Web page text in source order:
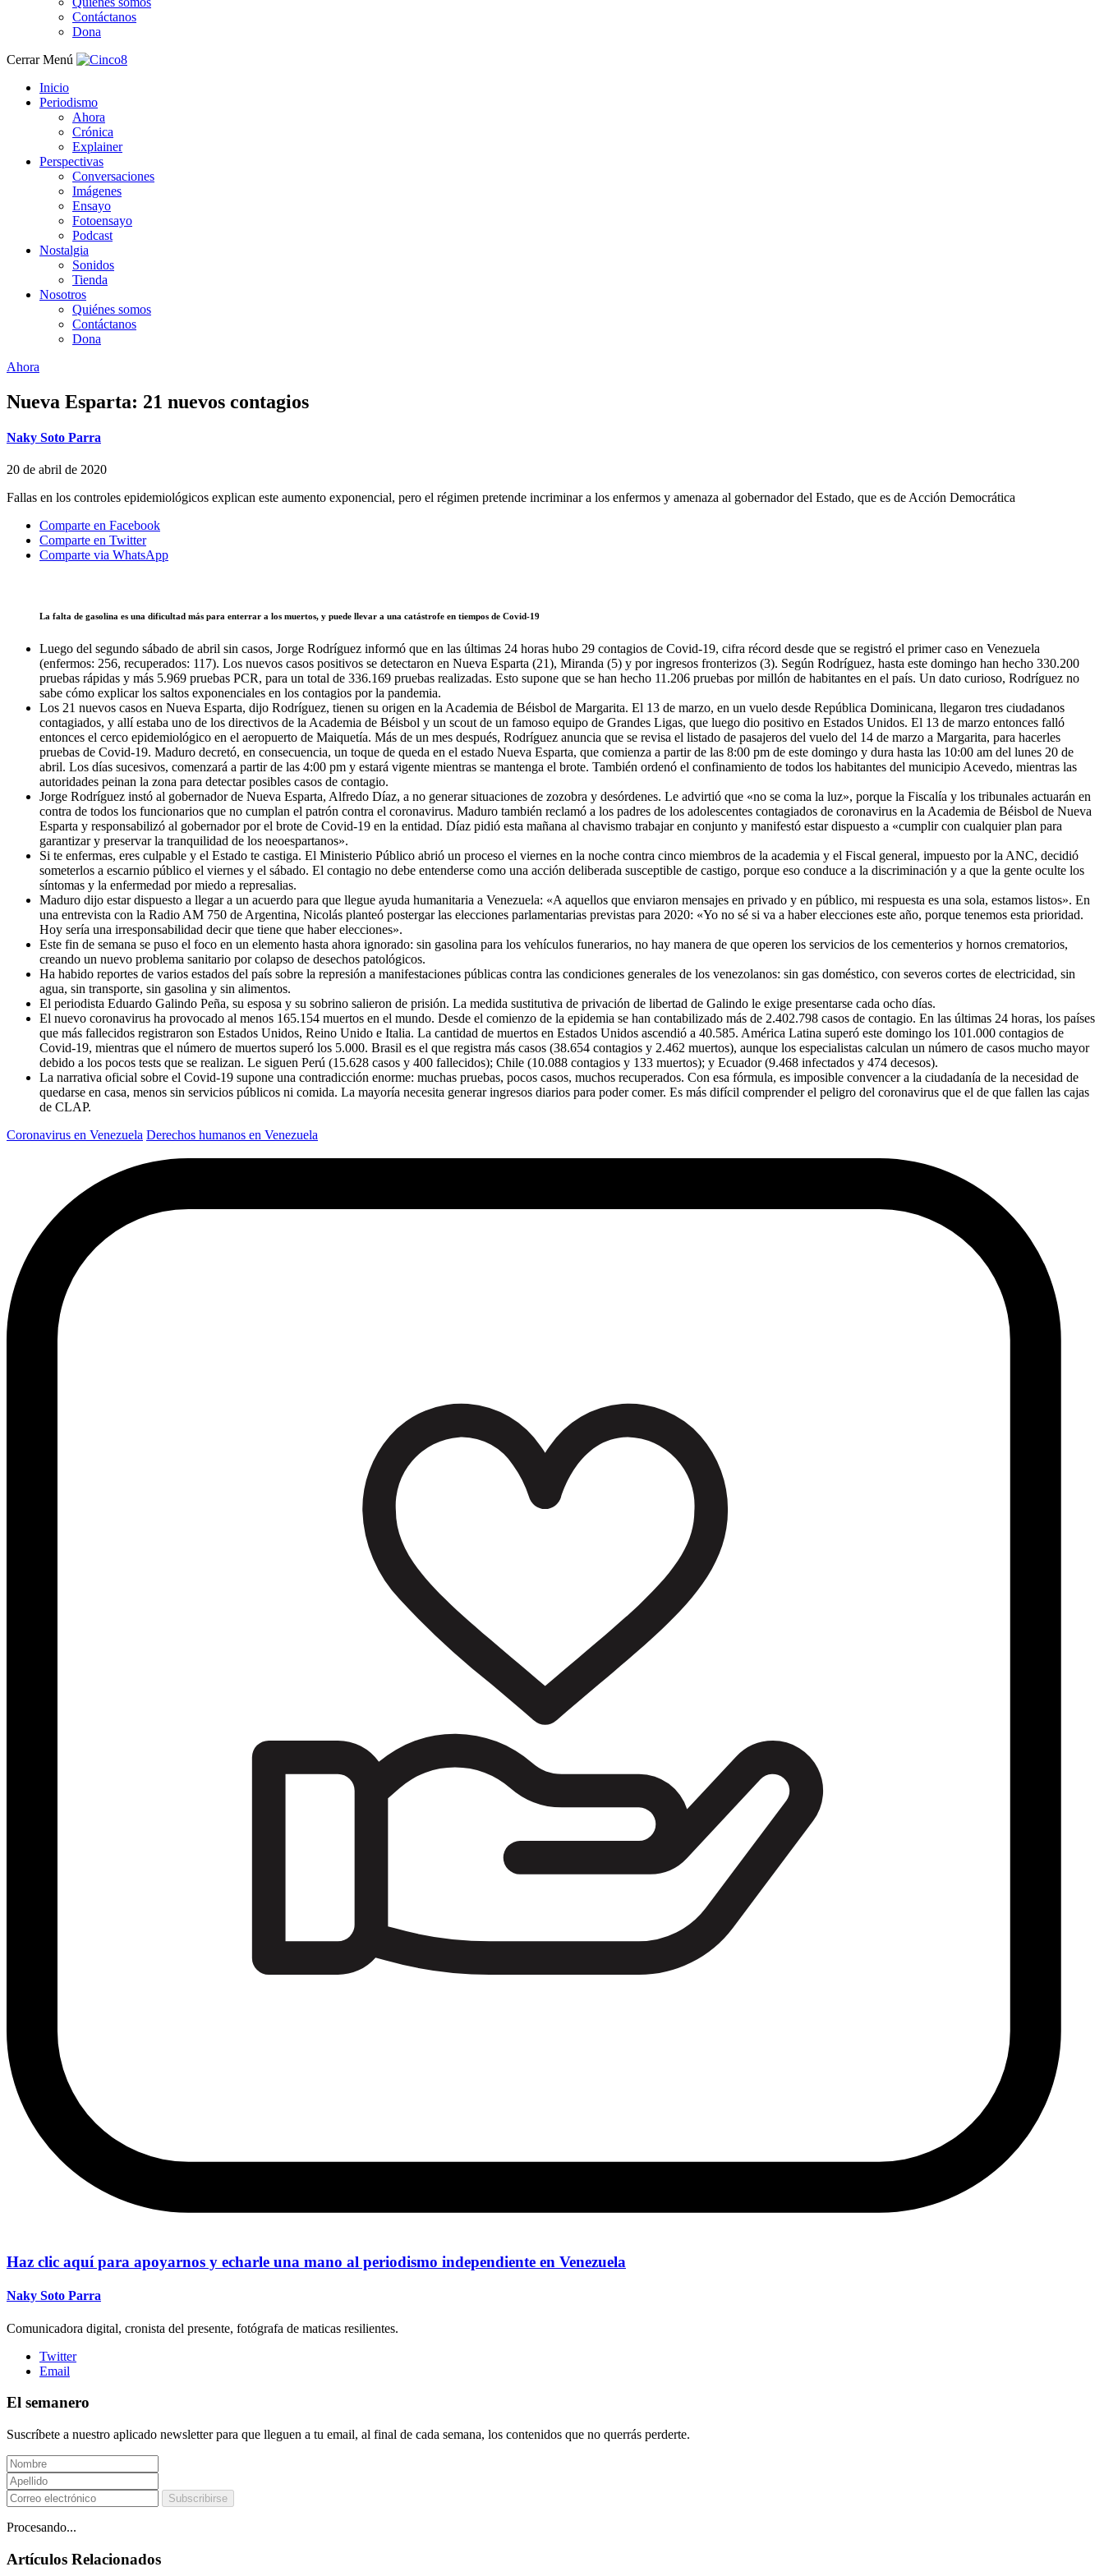
Contáctanos
Dona
Cerrar Menú
Inicio
Periodismo
Ahora
Crónica
Explainer
Perspectivas
Conversaciones
Imágenes
Ensayo
Fotoensayo
Podcast
Nostalgia
Sonidos
Tienda
Nosotros
Quiénes somos
Contáctanos
Dona
Ahora
Nueva Esparta: 21 nuevos contagios
Naky Soto Parra
20 de abril de 2020
Fallas en los controles epidemiológicos explican este aumento exponencial, pero el régimen pretende incriminar a los enfermos y amenaza al gobernador del Estado, que es de Acción Democrática
Comparte en Facebook
Comparte en Twitter
Comparte via WhatsApp
La falta de gasolina es una dificultad más para enterrar a los muertos, y puede llevar a una catástrofe en tiempos de Covid-19
Luego del segundo sábado de abril sin casos, Jorge Rodríguez informó que en las últimas 24 horas hubo 29 contagios de Covid-19, cifra récord desde que se registró el primer caso en Venezuela
(enfermos: 256, recuperados: 117). Los nuevos casos positivos se detectaron en Nueva Esparta (21), Miranda (5) y por ingresos fronterizos (3). Según Rodríguez, hasta este domingo han hecho 330.200
pruebas rápidas y más 5.969 pruebas PCR, para un total de 336.169 pruebas realizadas. Esto supone que se han hecho 11.206 pruebas por millón de habitantes en el país. Un dato curioso, Rodríguez no
sabe cómo explicar los saltos exponenciales en los contagios por la pandemia.
Los 21 nuevos casos en Nueva Esparta, dijo Rodríguez, tienen su origen en la Academia de Béisbol de Margarita. El 13 de marzo, en un vuelo desde República Dominicana, llegaron tres ciudadanos
contagiados, y allí estaba uno de los directivos de la Academia de Béisbol y un scout de un famoso equipo de Grandes Ligas, que luego dio positivo en Estados Unidos. El 13 de marzo entonces falló
entonces el cerco epidemiológico en el aeropuerto de Maiquetía. Más de un mes después, Rodríguez anuncia que se revisa el listado de pasajeros del vuelo del 14 de marzo a Margarita, para hacerles
pruebas de Covid-19. Maduro decretó, en consecuencia, un toque de queda en el estado Nueva Esparta, que comienza a partir de las 8:00 pm de este domingo y dura hasta las 10:00 am del lunes 20 de
abril. Los días sucesivos, comenzará a partir de las 4:00 pm y estará vigente mientras se mantenga el brote. También ordenó el confinamiento de todos los habitantes del municipio Acevedo, mientras las
autoridades peinan la zona para detectar posibles casos de contagio.
Jorge Rodríguez instó al gobernador de Nueva Esparta, Alfredo Díaz, a no generar situaciones de zozobra y desórdenes. Le advirtió que «no se coma la luz», porque la Fiscalía y los tribunales actuarán en
contra de todos los funcionarios que no cumplan el patrón contra el coronavirus. Maduro también reclamó a los padres de los adolescentes contagiados de coronavirus en la Academia de Béisbol de Nueva
Esparta y responsabilizó al gobernador por el brote de Covid-19 en la entidad. Díaz pidió esta mañana al chavismo trabajar en conjunto y manifestó estar dispuesto a «cumplir con cualquier plan para
garantizar y preservar la tranquilidad de los neoespartanos».
Si te enfermas, eres culpable y el Estado te castiga. El Ministerio Público abrió un proceso el viernes en la noche contra cinco miembros de la academia y el Fiscal general, impuesto por la ANC, decidió
someterlos a escarnio público el viernes y el sábado. El contagio no debe entenderse como una acción deliberada susceptible de castigo, porque eso conduce a la discriminación y a que la gente oculte los
síntomas y la enfermedad por miedo a represalias.
Maduro dijo estar dispuesto a llegar a un acuerdo para que llegue ayuda humanitaria a Venezuela: «A aquellos que enviaron mensajes en privado y en público, mi respuesta es una sola, estamos listos». En
una entrevista con la Radio AM 750 de Argentina, Nicolás planteó postergar las elecciones parlamentarias previstas para 2020: «Yo no sé si va a haber elecciones este año, porque tenemos esta prioridad.
Hoy sería una irresponsabilidad decir que tiene que haber elecciones».
Este fin de semana se puso el foco en un elemento hasta ahora ignorado: sin gasolina para los vehículos funerarios, no hay manera de que operen los servicios de los cementerios y hornos crematorios,
creando un nuevo problema sanitario por colapso de desechos patológicos.
Ha habido reportes de varios estados del país sobre la represión a manifestaciones públicas contra las condiciones generales de los venezolanos: sin gas doméstico, con severos cortes de electricidad, sin
agua, sin transporte, sin gasolina y sin alimentos.
El periodista Eduardo Galindo Peña, su esposa y su sobrino salieron de prisión. La medida sustitutiva de privación de libertad de Galindo le exige presentarse cada ocho días.
El nuevo coronavirus ha provocado al menos 165.154 muertos en el mundo. Desde el comienzo de la epidemia se han contabilizado más de 2.402.798 casos de contagio. En las últimas 24 horas, los países
que más fallecidos registraron son Estados Unidos, Reino Unido e Italia. La cantidad de muertos en Estados Unidos ascendió a 40.585. América Latina superó este domingo los 101.000 contagios de
Covid-19, mientras que el número de muertos superó los 5.000. Brasil es el que registra más casos (38.654 contagios y 2.462 muertos), aunque los especialistas calculan un número de casos mucho mayor
debido a los pocos tests que se realizan. Le siguen Perú (15.628 casos y 400 fallecidos); Chile (10.088 contagios y 133 muertos); y Ecuador (9.468 infectados y 474 decesos).
La narrativa oficial sobre el Covid-19 supone una contradicción enorme: muchas pruebas, pocos casos, muchos recuperados. Con esa fórmula, es imposible convencer a la ciudadanía de la necesidad de
quedarse en casa, menos sin servicios públicos ni comida. La mayoría necesita generar ingresos diarios para poder comer. Es más difícil comprender el peligro del coronavirus que el de que fallen las cajas
de CLAP.
Coronavirus en Venezuela Derechos humanos en Venezuela
Haz clic aquí para apoyarnos y echarle una mano al periodismo independiente en Venezuela
Naky Soto Parra
Comunicadora digital, cronista del presente, fotógrafa de maticas resilientes.
Twitter
Email
El semanero
Suscríbete a nuestro aplicado newsletter para que lleguen a tu email, al final de cada semana, los contenidos que no querrás perderte.
Subscribirse
Procesando...
Artículos Relacionados